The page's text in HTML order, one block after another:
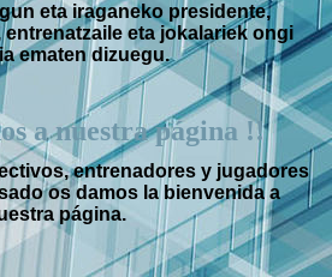
eta iraganeko presidente,
entrenatzaile eta jokalariek ongi
ematen dizuegu.
a nuestra página !!
entrenadores y jugadores
osdamos la bienvenida a
página.